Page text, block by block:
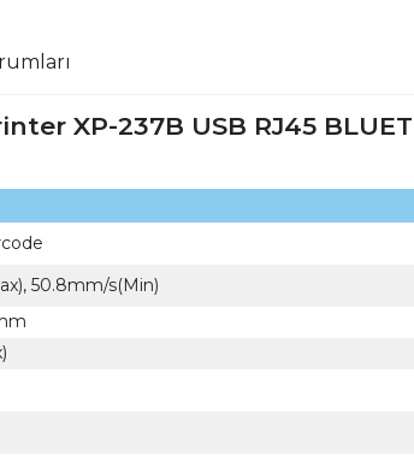
XP-237B USB RJ45
50.8mm/s(Min)